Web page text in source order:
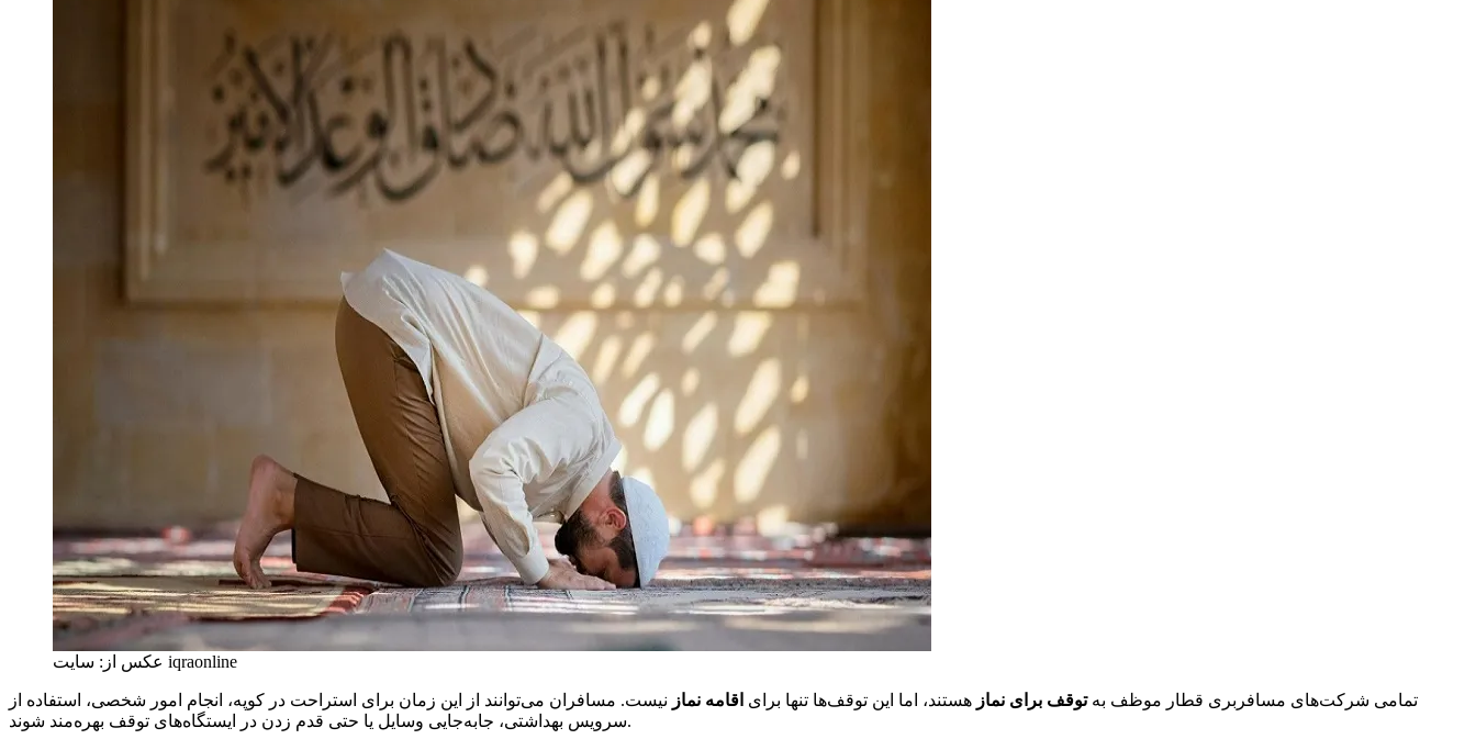
عکس از: سایت iqraonline
تمامی شرکت‌های مسافربری قطار موظف بهتوقف برای نماز هستند، اما این توقف‌ها تنها برای اقامه نماز نیست. مسافران می‌توانند از این زمان برای استراحت در کوپه، انجام امور شخصی، استفاده از
سرویس بهداشتی، جا‌به‌جایی وسایل یا حتی قدم زدن در ایستگاه‌های توقف بهره‌مند شوند.